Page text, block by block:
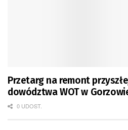
Przetarg na remont
dowództwa WOT w
0 UDOST.